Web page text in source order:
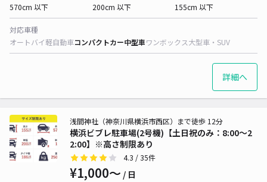
570cm 以下
200cm 以下
155cm 以下
対応車種
オートバイ軽自動車コンパクトカー中型車ワンボックス大型車・SUV
詳細へ
横浜ビブレ駐車場(2号機)【土日祝のみ：8:00～2
2:00】※高さ制限あり
浅間神社（神奈川県横浜市西区）まで徒歩 12分
4.3 / 35件
¥1,000〜 / 日